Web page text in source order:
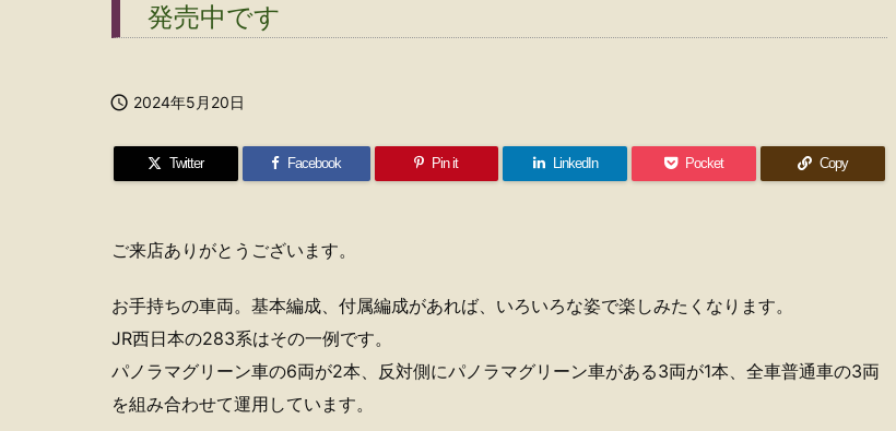
発売中です
 2024年5月20日
Twitter Facebook Pin it LinkedIn Pocket Copy
ご来店ありがとうございます。
お手持ちの車両。基本編成、付属編成があれば、いろいろな姿で楽しみたくなります。
JR西日本の283系はその一例です。
パノラマグリーン車の6両が2本、反対側にパノラマグリーン車がある3両が1本、全車普通車の3両
を組み合わせて運用しています。